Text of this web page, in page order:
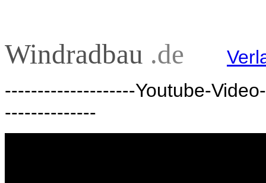
Windradbau .de
--------------------Youtube-
--------------